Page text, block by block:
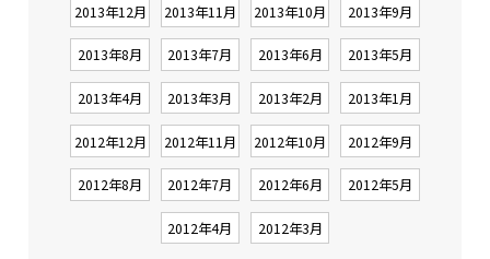
2013年12月 2013年11月 2013年10月 2013年9月
2013年8月 2013年7月 2013年6月 2013年5月
2013年4月 2013年3月 2013年2月 2013年1月
2012年12月 2012年11月 2012年10月 2012年9月
2012年8月 2012年7月 2012年6月 2012年5月
2012年4月 2012年3月